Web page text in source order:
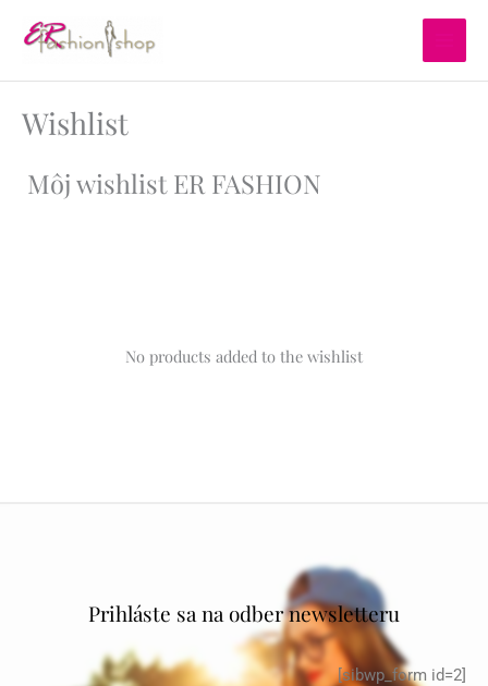
Wishlist
Môj wishlist ER FASHION
No products added to the wishlist
Prihláste sa na odber newsletteru
[sibwp_form id=2]